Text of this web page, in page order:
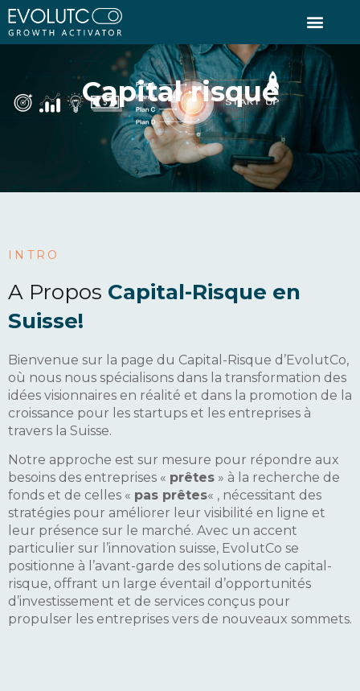
capital risque
INTRO
A Propos Capital-Risque en
Suisse!
Bienvenue sur la page du Capital-Risque d’EvolutCo,
où nous nous spécialisons dans la transformation des
idées visionnaires en réalité et dans la promotion de la
croissance pour les startups et les entreprises à
travers la Suisse.
Notre approche est sur mesure pour répondre aux
besoins des entreprises « prêtes » à la recherche de
fonds et de celles « pas prêtes« , nécessitant des
stratégies pour améliorer leur visibilité en ligne et
leur présence sur le marché. Avec un accent
particulier sur l’innovation suisse, EvolutCo se
positionne à l’avant-garde des solutions de capital-
risque, offrant un large éventail d’opportunités
d’investissement et de services conçus pour
propulser les entreprises vers de nouveaux sommets.